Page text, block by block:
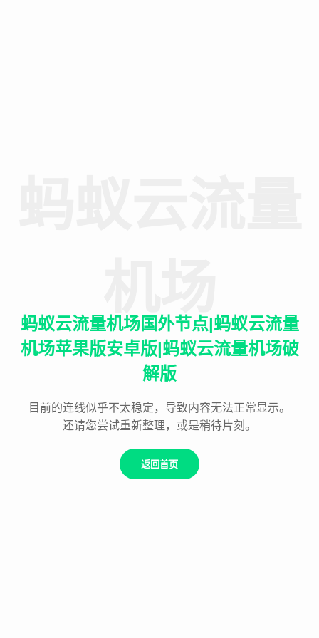
蚂蚁云流量机场国外节点|蚂蚁云流量
机场苹果版安卓版|蚂蚁云流量机场破
解版
目前的连线似乎不太稳定，导致内容无法正常显示。
还请您尝试重新整理，或是稍待片刻。
返回首页